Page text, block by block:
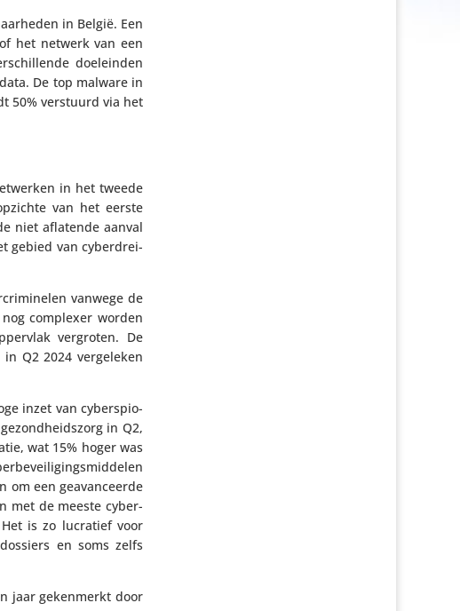
in België. Een
het netwerk van een
doel­einden
De top malware in
50% verstuurd via het
in het tweede
van het eerste
niet aflatende aanval
gebied van cyber­drei­
vanwege de
complexer worden
vergroten. De
Q2 2024 verge­leken
inzet van cyber­spi­o­
in Q2,
wat 15% hoger was
om een geavan­ceerde
met de meeste cyber­
is zo lucratief voor
en soms zelfs
jaar geken­merkt door